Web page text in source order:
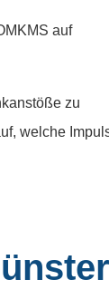
auf
zu
welche